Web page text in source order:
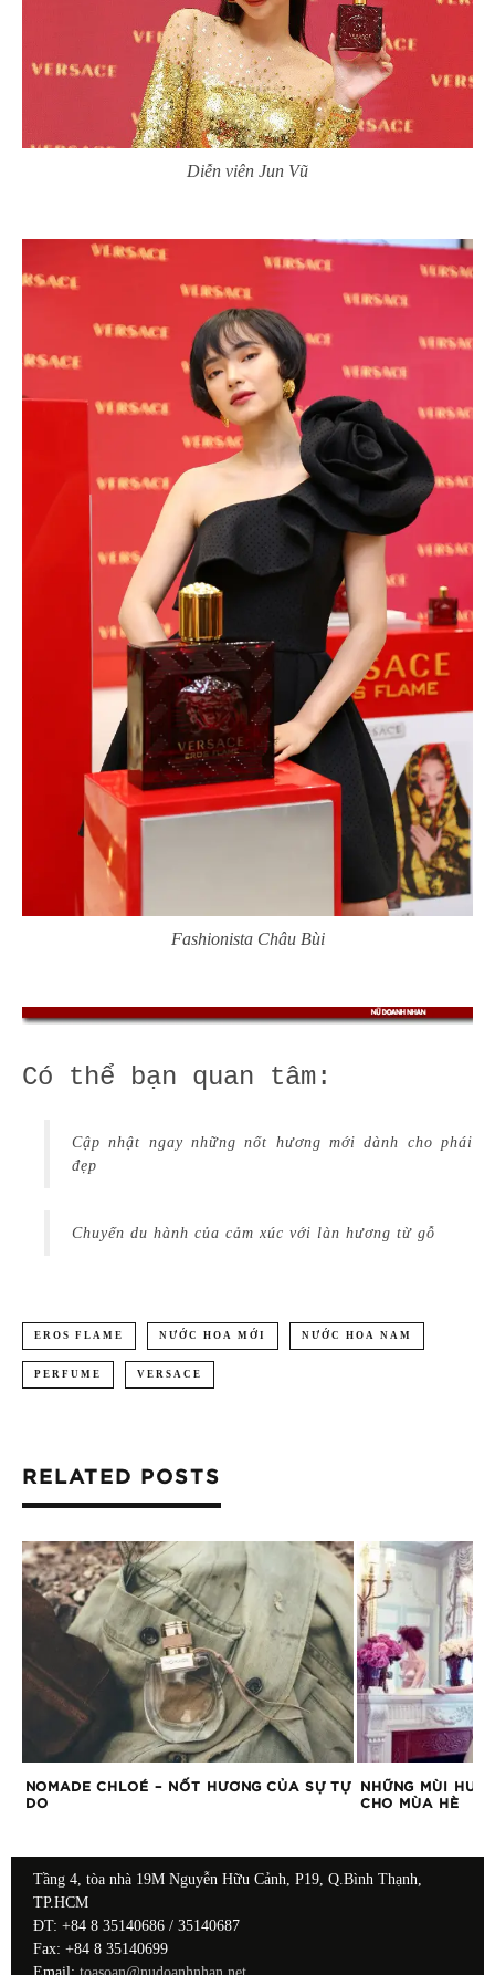
Diễn viên Jun Vũ
Fashionista Châu Bùi
Có thể bạn quan tâm:
Cập nhật ngay những nốt hương mới dành cho phái
đẹp
Chuyến du hành của cảm xúc với làn hương từ gỗ
EROS FLAME NƯỚC HOA MỚI NƯỚC HOA NAM
PERFUME VERSACE
RELATED POSTS
NOMADE CHLOÉ – NỐT HƯƠNG CỦA SỰ TỰ
DO
NHỮNG MÙI
CHO MÙA HÈ
Tầng 4, tòa nhà 19M Nguyễn Hữu Cảnh, P19, Q.Bình Thạnh,
TP.HCM
ĐT: +84 8 35140686 / 35140687
Fax: +84 8 35140699